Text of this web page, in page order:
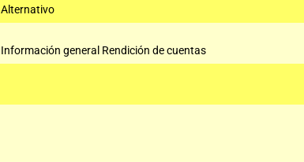
Alternativo
Información general Rendición de cuentas